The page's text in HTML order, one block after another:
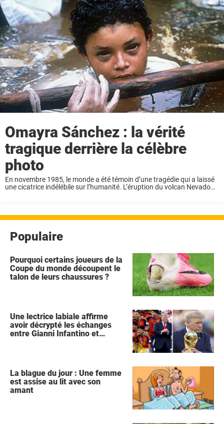
Omayra Sánchez : la vérité
tragique derrière la célèbre
photo
En novembre 1985, le monde a été témoin d’une tragédie qui a laissé
une cicatrice indélébile sur l’humanité. L’éruption du volcan Nevado
Populaire
Pourquoi certains joueurs de la
Coupe du monde découpent le
talon de leurs chaussures ?
Une lectrice labiale affirme
avoir décrypté les échanges
entre Gianni Infantino et
La blague du jour : Une femme
est assise au lit avec son
amant